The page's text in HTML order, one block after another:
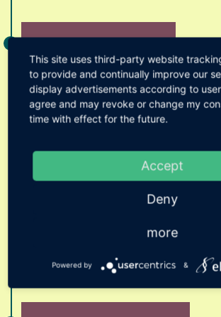
Sommer 1995
Der Krabben-Express feiert
zehnjähriges
Geschenk dürfen alle Kinder,
lang gratis mit der
This site uses third-party website
to provide and continually improve our
display advertisements according to
agree and may revoke or change my
time with effect for the future.
Accept
Deny
more
Powered by &